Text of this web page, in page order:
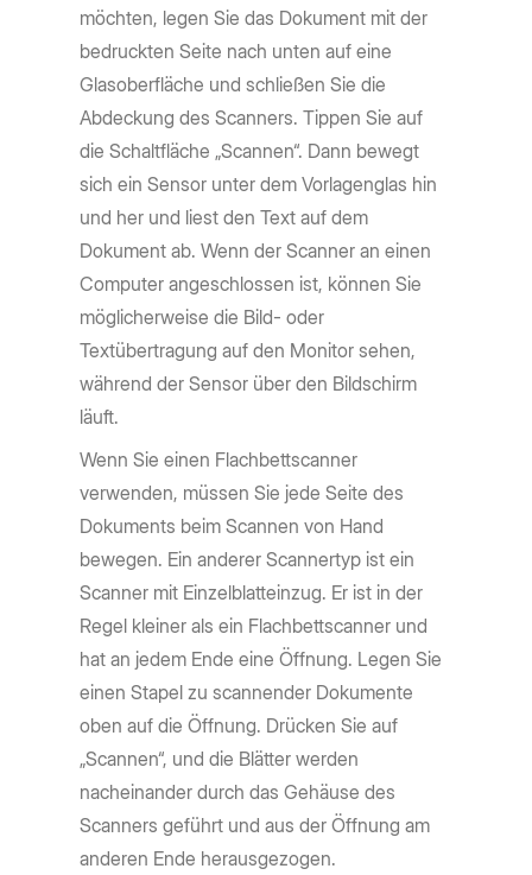
möchten, legen Sie das Dokument mit der
bedruckten Seite nach unten auf eine
Glasoberfläche und schließen Sie die
Abdeckung des Scanners. Tippen Sie auf
die Schaltfläche „Scannen“. Dann bewegt
sich ein Sensor unter dem Vorlagenglas hin
und her und liest den Text auf dem
Dokument ab. Wenn der Scanner an einen
Computer angeschlossen ist, können Sie
möglicherweise die Bild- oder
Textübertragung auf den Monitor sehen,
während der Sensor über den Bildschirm
läuft.
Wenn Sie einen Flachbettscanner
verwenden, müssen Sie jede Seite des
Dokuments beim Scannen von Hand
bewegen. Ein anderer Scannertyp ist ein
Scanner mit Einzelblatteinzug. Er ist in der
Regel kleiner als ein Flachbettscanner und
hat an jedem Ende eine Öffnung. Legen Sie
einen Stapel zu scannender Dokumente
oben auf die Öffnung. Drücken Sie auf
„Scannen“, und die Blätter werden
nacheinander durch das Gehäuse des
Scanners geführt und aus der Öffnung am
anderen Ende herausgezogen.